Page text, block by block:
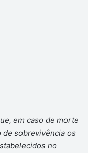
em caso de morte
de sobrevivência os
no